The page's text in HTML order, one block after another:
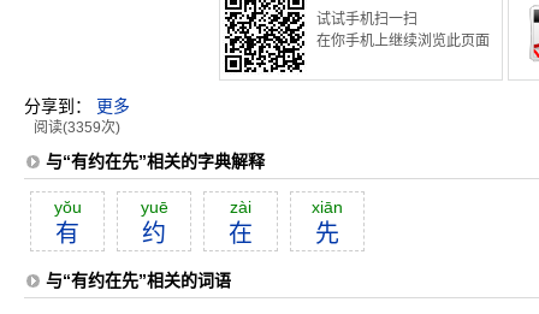
试试手机扫一扫
在你手机上继续浏览此页面
分享到： 更多
阅读(3359次)
与“有约在先”相关的字典解释
yŏu
有
yuē
约
zài
在
xiān
先
与“有约在先”相关的词语